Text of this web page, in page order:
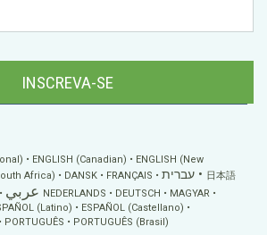
INSCREVA-SE
ENGLISH (Canadian)
ENGLISH (New
Africa) DANSK FRANÇAIS עברית
日本語
عربي NEDERLANDS DEUTSCH
MAGYAR
(Latino)
ESPAÑOL (Castellano)
PORTUGUÊS PORTUGUÊS (Brasil)